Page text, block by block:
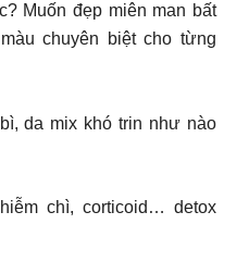
Muốn đẹp miên man bất
chuyên biệt cho từng
da mix khó trin như nào
chì, corticoid… detox